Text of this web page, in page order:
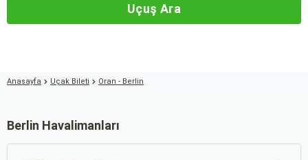
Uçuş Ara
Anasayfa Uçak Bileti Oran - Berlin
Berlin Havalimanları